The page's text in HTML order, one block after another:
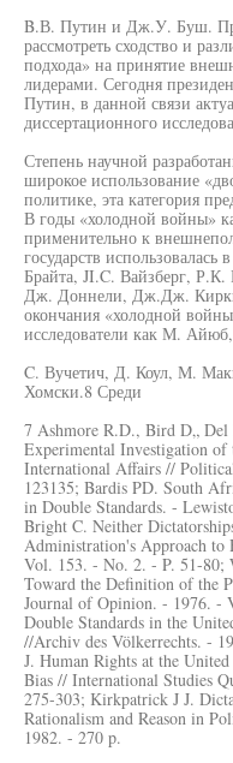
B.В. Путин и Дж.У. Буш.
рассмотреть сходство и
подхода» на принятие
лидерами. Сегодня
Путин, в данной связи
диссертационного
Степень научной
широкое использование
политике, эта категория
В годы «холодной войны»
применительно к
государств
Брайта, JI.C. Вайзберг,
Дж. Доннели, Дж.Дж.
окончания «холодной
исследователи как М. Айюб,
C. Вучетич, Д. Коул, М.
Хомски.8 Среди
7 Ashmore R.D., Bird D„
Experimental Investigation of
International Affairs //
123135; Bardis PD. South
in Double Standards. -
Bright C. Neither
Administration's Approach
Vol. 153. - No. 2. - P. 51-80;
Toward the Definition of the
Journal of Opinion. - 1976. -
Double Standards in the
//Archiv des Völkerrechts. -
J. Human Rights at the
Bias // International Studies
275-303; Kirkpatrick J J.
Rationalism and Reason in
1982. - 270 p.